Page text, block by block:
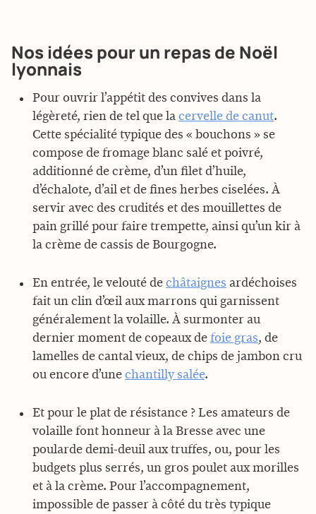
Nos idées pour un repas de Noël
lyonnais
Pour ouvrir l’appétit des convives dans la
légèreté, rien de tel que la cervelle de canut.
Cette spécialité typique des « bouchons » se
compose de fromage blanc salé et poivré,
additionné de crème, d’un filet d’huile,
d’échalote, d’ail et de fines herbes ciselées. À
servir avec des crudités et des mouillettes de
pain grillé pour faire trempette, ainsi qu’un kir à
la crème de cassis de Bourgogne.
En entrée, le velouté de châtaignes ardéchoises
fait un clin d’œil aux marrons qui garnissent
généralement la volaille. À surmonter au
dernier moment de copeaux de foie gras, de
lamelles de cantal vieux, de chips de jambon cru
ou encore d’une chantilly salée.
Et pour le plat de résistance ? Les amateurs de
volaille font honneur à la Bresse avec une
poularde demi-deuil aux truffes, ou, pour les
budgets plus serrés, un gros poulet aux morilles
et à la crème. Pour l’accompagnement,
impossible de passer à côté du très typique